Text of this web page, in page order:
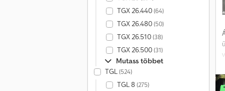
TGX 26.440(64)
TGX 26.480(50)
TGX 26.510(38)
TGX 26.500(31)
Mutass többet
TGL(524)
TGL 8 (275)